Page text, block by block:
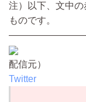
注）以下、文中
ものです。
配信元）
Twitter